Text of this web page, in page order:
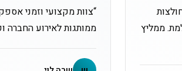
ממליץ
“צוות מקצועי וזמני
ממותגות לאירוע החברה